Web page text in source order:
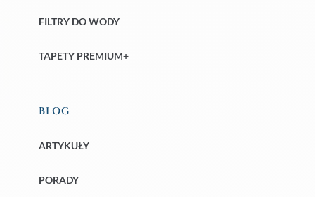
FILTRY DO WODY
TAPETY PREMIUM+
BLOG
ARTYKUŁY
PORADY